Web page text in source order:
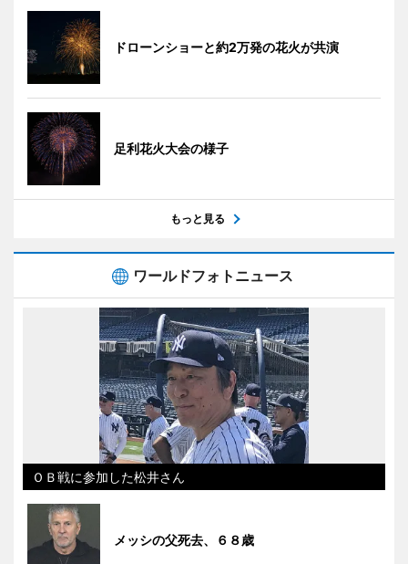
ドローンショーと約2万発の花火が共演
足利花火大会の様子
もっと見る
ワールドフォトニュース
ＯＢ戦に参加した松井さん
メッシの父死去、６８歳